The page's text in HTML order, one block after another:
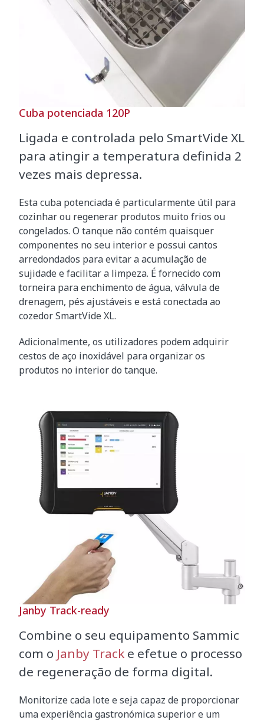
Cuba potenciada 120P
Ligada e controlada pelo SmartVide XL
para atingir a temperatura definida 2
vezes mais depressa.
Esta cuba potenciada é particularmente útil para
cozinhar ou regenerar produtos muito frios ou
congelados. O tanque não contém quaisquer
componentes no seu interior e possui cantos
arredondados para evitar a acumulação de
sujidade e facilitar a limpeza. É fornecido com
torneira para enchimento de água, válvula de
drenagem, pés ajustáveis e está conectada ao
cozedor SmartVide XL.
Adicionalmente, os utilizadores podem adquirir
cestos de aço inoxidável para organizar os
produtos no interior do tanque.
Janby Track-ready
Combine o seu equipamento Sammic
com o Janby Track e efetue o processo
de regeneração de forma digital.
Monitorize cada lote e seja capaz de proporcionar
uma experiência gastronómica superior e um